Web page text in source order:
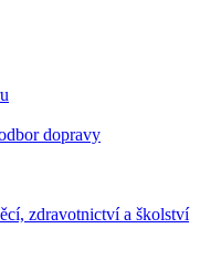
dopravy
zdravotnictví a školství